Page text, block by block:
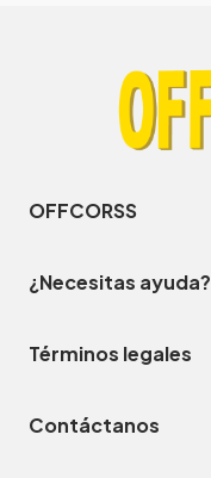
OFFCORSS
¿Necesitas ayuda?
Términos legales
Contáctanos